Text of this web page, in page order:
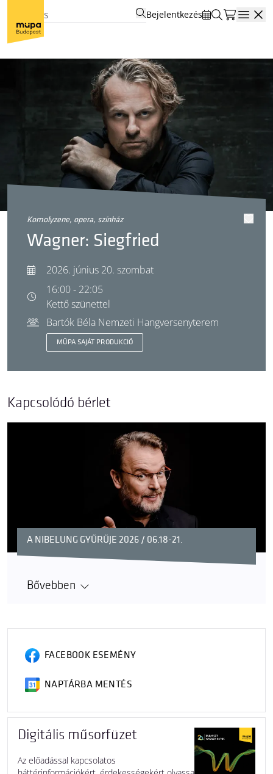
Bejelentkezés
komolyzene, opera, színház
Wagner: Siegfried
2026. június 20. szombat
16:00 - 22:05
Kettő szünettel
Bartók Béla Nemzeti Hangversenyterem
MÜPA SAJÁT PRODUKCIÓ
Kapcsolódó bérlet
A NIBELUNG GYŰRŰJE 2026 / 06.18-21.
Bővebben
FACEBOOK ESEMÉNY
NAPTÁRBA MENTÉS
Digitális műsorfüzet
Az előadással kapcsolatos